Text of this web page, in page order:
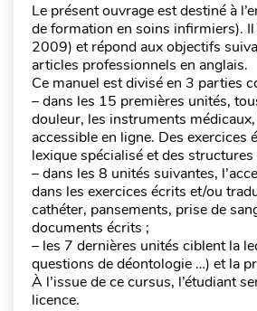
Le présent ouvrage est destiné à
de formation en soins infirmiers).
2009) et répond aux objectifs
articles professionnels en anglais.
Ce manuel est divisé en 3 parties
– dans les 15 premières unités,
douleur, les instruments
accessible en ligne. Des
lexique spécialisé et des
– dans les 8 unités suivantes,
dans les exercices écrits et/ou
cathéter, pansements, prise de
documents écrits ;
– les 7 dernières unités ciblent la
questions de déontologie …) et la
À l’issue de ce cursus, l’étudiant
licence.